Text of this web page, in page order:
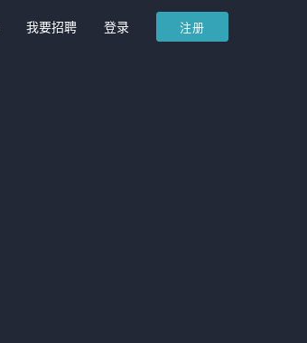
我要招聘 登录 注册